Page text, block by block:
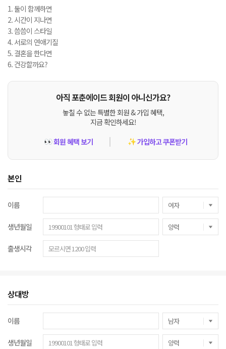
1. 둘이 함께하면
2. 시간이 지나면
3. 씀씀이 스타일
4. 서로의 연애기질
5. 결혼을 한다면
6. 건강할까요?
아직 포춘에이드 회원이 아니신가요?
놓칠 수 없는 특별한 회원 & 가입 혜택,
지금 확인하세요!
👀회원 혜택 보기 ✨가입하고 쿠폰받기
본인
이름
생년월일
출생시각
상대방
이름
생년월일